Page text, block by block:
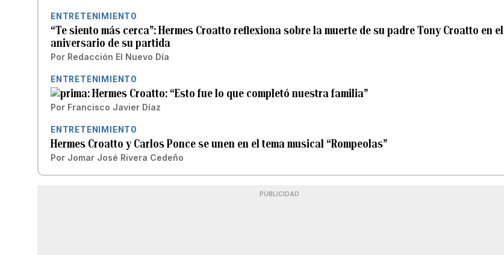
ENTRETENIMIENTO
“Te siento más cerca”: Hermes Croatto reflexiona sobre la muerte de su padre Tony Croatto en el
aniversario de su partida
Por Redacción El Nuevo Día
ENTRETENIMIENTO
Hermes Croatto: “Esto fue lo que completó nuestra familia”
Por Francisco Javier Díaz
ENTRETENIMIENTO
Hermes Croatto y Carlos Ponce se unen en el tema musical “Rompeolas”
Por Jomar José Rivera Cedeño
PUBLICIDAD